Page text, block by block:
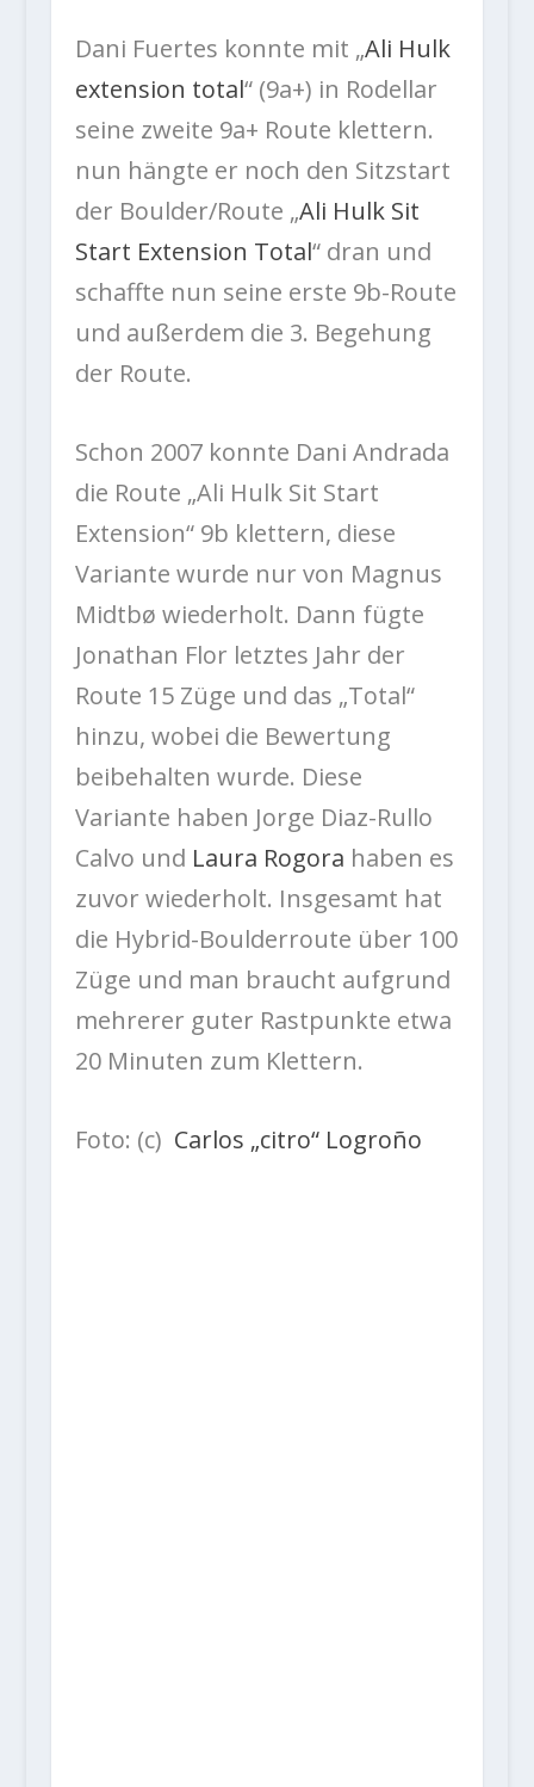
Dani Fuertes konnte mit „Ali Hulk
extension total“ (9a+) in Rodellar
seine zweite 9a+ Route klettern.
nun hängte er noch den Sitzstart
der Boulder/Route „Ali Hulk Sit
Start Extension Total“ dran und
schaffte nun seine erste 9b-Route
und außerdem die 3. Begehung
der Route.
Schon 2007 konnte Dani Andrada
die Route „Ali Hulk Sit Start
Extension“ 9b klettern, diese
Variante wurde nur von Magnus
Midtbø wiederholt. Dann fügte
Jonathan Flor letztes Jahr der
Route 15 Züge und das „Total“
hinzu, wobei die Bewertung
beibehalten wurde. Diese
Variante haben Jorge Diaz-Rullo
Calvo und Laura Rogora haben es
zuvor wiederholt. Insgesamt hat
die Hybrid-Boulderroute über 100
Züge und man braucht aufgrund
mehrerer guter Rastpunkte etwa
20 Minuten zum Klettern.
Foto: (c) Carlos „citro“ Logroño